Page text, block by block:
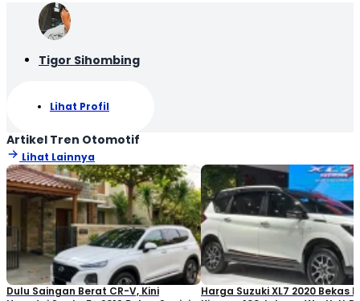
Tigor Sihombing
Lihat Profil
Artikel Tren Otomotif
Lihat Lainnya
Dulu Saingan Berat CR-V, Kini
Harga Suzuki XL7 2020 Bekas